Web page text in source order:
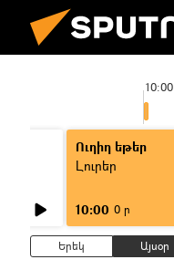
10:00
Ուղիղ եթեր
Լուրեր
10:00 0 ր
Երեկ Այսօր